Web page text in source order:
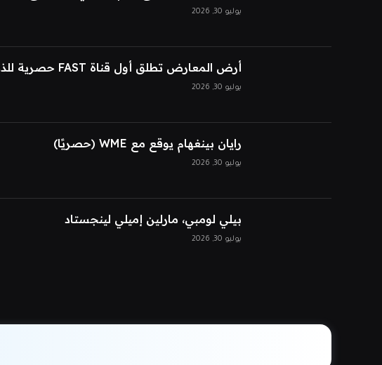
يوليو 30, 2026
أرض المعارض تطلق أول قناة FAST حصرية للذكاء الاصطناعي
يوليو 30, 2026
رايان بينغهام يوقع مع WME (حصريًا)
يوليو 30, 2026
بيلي لومبي، مارلين إميلي لينجستاد
يوليو 30, 2026